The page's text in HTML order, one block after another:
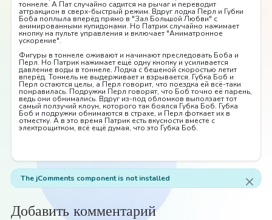
тоннеле. А Пат случайно садится на рычаг и переводит
аттракцион в сверх-быстрый режим. Вдруг лодка Перл и Губки
Боба поплыла вперёд прямо в "Зал Большой Любви" с
анимированными купидонами. Но Патрик случайно нажимает
кнопку на пульте управления и включает "Аниматронное
ускорение".
Фигуры в тоннеле оживают и начинают преследовать Боба и
Перл. Но Патрик нажимает ещё одну кнопку и усиливается
давление воды в тоннеле. Лодка с бешеной скоростью летит
вперёд. Тоннель не выдерживает и взрывается. Губка Боб и
Перл остаются целы, а Перл говорит, что поездка ей всё-таки
понравилась. Подружки Перл говорят, что Боб точно её парень,
ведь они обнимались. Вдруг из-под обломков выползает тот
самый ползучий клоун, которого так боялся Губка Боб. Губка
Боб и подружки обнимаются в страхе, и Перл фоткает их в
отместку. А в это время Патрик есть вкусности вместе с
электрощитком, всё ещё думая, что это Губка Боб.
The jComments component is not installed
Добавить комментарий